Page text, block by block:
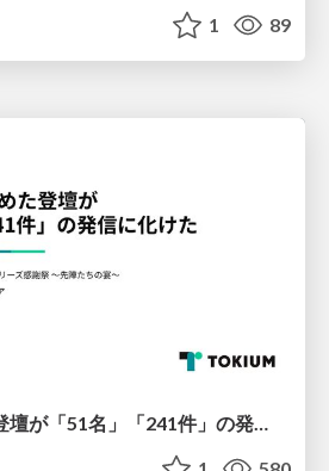
1 89
ぼっちではじめた登壇が「51名」「241件」の発信に化けた